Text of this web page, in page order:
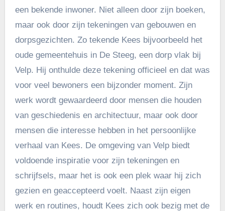
een bekende inwoner. Niet alleen door zijn boeken,
maar ook door zijn tekeningen van gebouwen en
dorpsgezichten. Zo tekende Kees bijvoorbeeld het
oude gemeentehuis in De Steeg, een dorp vlak bij
Velp. Hij onthulde deze tekening officieel en dat was
voor veel bewoners een bijzonder moment. Zijn
werk wordt gewaardeerd door mensen die houden
van geschiedenis en architectuur, maar ook door
mensen die interesse hebben in het persoonlijke
verhaal van Kees. De omgeving van Velp biedt
voldoende inspiratie voor zijn tekeningen en
schrijfsels, maar het is ook een plek waar hij zich
gezien en geaccepteerd voelt. Naast zijn eigen
werk en routines, houdt Kees zich ook bezig met de